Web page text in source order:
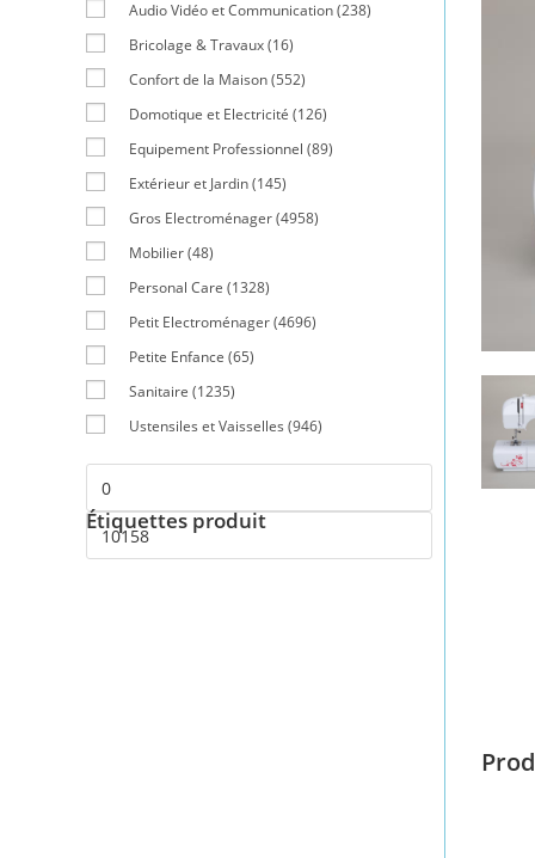
Audio Vidéo et Communication(238)
Bricolage & Travaux(16)
Confort de la Maison(552)
Domotique et Electricité (126)
Equipement Professionnel (89)
Extérieur et Jardin(145)
Gros Electroménager(4958)
Mobilier(48)
Personal Care (1328)
Petit Electroménager(4696)
Petite Enfance (65)
Sanitaire (1235)
Ustensiles et Vaisselles (946)
Étiquettes produit